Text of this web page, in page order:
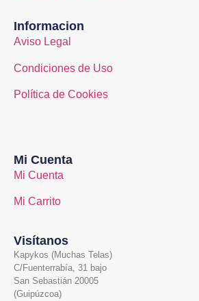
Informacion
Aviso Legal
Condiciones de Uso
Política de Cookies
Mi Cuenta
Mi Cuenta
Mi Carrito
Visítanos
Kapykos (Muchas Telas)
C/Fuenterrabía, 31 bajo
San Sebastián 20005
(Guipúzcoa)